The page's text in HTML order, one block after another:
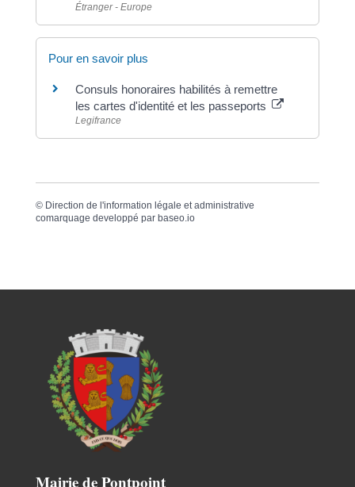
Étranger - Europe
Pour en savoir plus
Consuls honoraires habilités à remettre
les cartes d'identité et les passeports
Legifrance
© Direction de l'information légale et administrative
comarquage developpé par baseo.io
Mairie de Pontpoint